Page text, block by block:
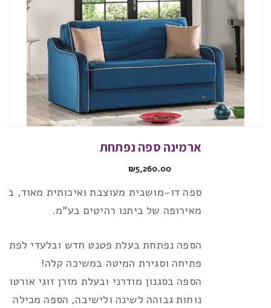
ארמינה ספה נפתחת
₪5,260.00
ספה דו-מושבית מעוצבת ואיכותית מאוד,
מאירופה של ביתנו רהיטים בע”מ.
הספה נפתחת בעלת פטנט חדש ובלעדי
פתיחה וסגירת המיטה במשיכה קלה!
הספה בסגנון מודרני ובעלת מזרן זוגי
נוחות גבוהה לשינה ולישיבה, הספה מכילה